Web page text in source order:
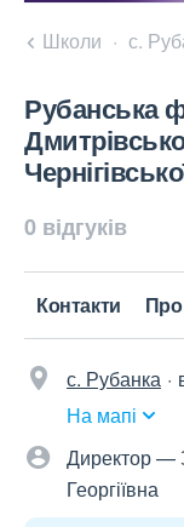
Школи с.
Рубанська
0 відгуків
Контакти
с. Рубанка
На мапі
Директор —
Георгіївна